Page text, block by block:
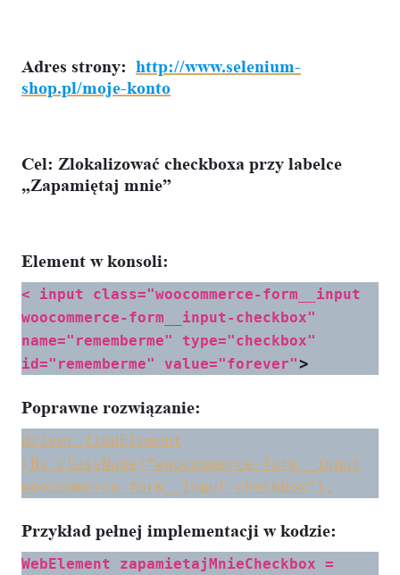
Adres strony: http://www.selenium-
shop.pl/moje-konto
Cel: Zlokalizować checkboxa przy labelce
„Zapamiętaj mnie”
Element w konsoli:
< input class="woocommerce-form__input
woocommerce-form__input-checkbox"
name="rememberme" type="checkbox"
id="rememberme" value="forever">
Poprawne rozwiązanie:
driver.findElement
(By.className(”woocommerce-form__input
woocommerce-form__input-checkbox”);
Przykład pełnej implementacji w kodzie:
WebElement zapamietajMnieCheckbox =